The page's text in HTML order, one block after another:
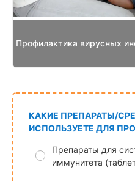
Профилактика вирусных
КАКИЕ ПРЕПАРАТЫ/
ИСПОЛЬЗУЕТЕ ДЛЯ
Препараты для
иммунитета